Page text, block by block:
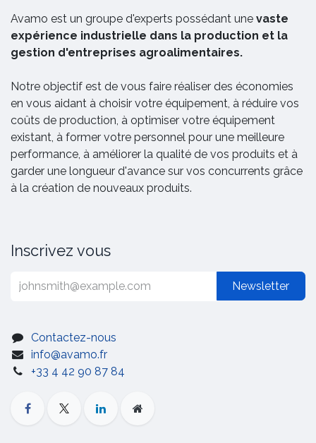
Avamo est un groupe d'experts possédant une vaste
expérience industrielle dans la production et la
gestion d'entreprises agroalimentaires.
Notre objectif est de vous faire réaliser des économies
en vous aidant à choisir votre équipement, à réduire vos
coûts de production, à optimiser votre équipement
existant, à former votre personnel pour une meilleure
performance, à améliorer la qualité de vos produits et à
garder une longueur d'avance sur vos concurrents grâce
à la création de nouveaux produits.
Inscrivez vous
Newsletter
Contactez-nous
info@avamo.fr
+33 4 42 90 87 84